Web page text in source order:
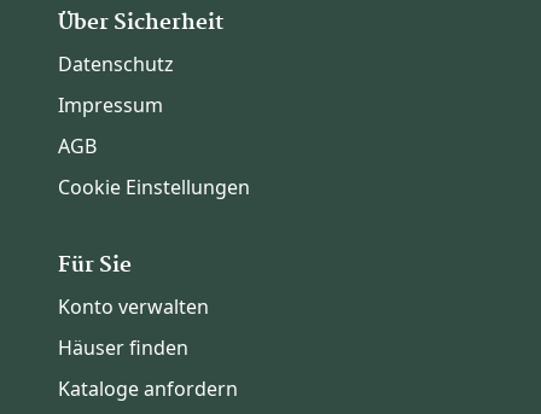
Über Sicherheit
Datenschutz
Impressum
AGB
Cookie Einstellungen
Für Sie
Konto verwalten
Häuser finden
Kataloge anfordern